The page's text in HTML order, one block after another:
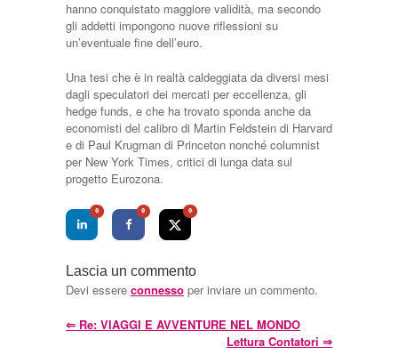
hanno conquistato maggiore validità, ma secondo
gli addetti impongono nuove riflessioni su
un’eventuale fine dell’euro.
Una tesi che è in realtà caldeggiata da diversi mesi
dagli speculatori dei mercati per eccellenza, gli
hedge funds, e che ha trovato sponda anche da
economisti del calibro di Martin Feldstein di Harvard
e di Paul Krugman di Princeton nonché columnist
per New York Times, critici di lunga data sul
progetto Eurozona.
0 0 0
Lascia un commento
Devi essere connesso per inviare un commento.
⇐ Re: VIAGGI E AVVENTURE NEL MONDO
Lettura Contatori ⇒